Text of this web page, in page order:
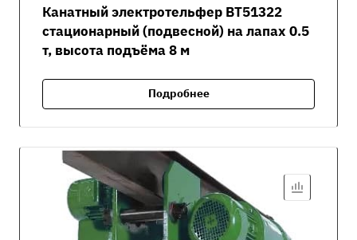
Канатный электротельфер ВТ51322
стационарный (подвесной) на лапах 0.5
т, высота подъёма 8 м
Подробнее